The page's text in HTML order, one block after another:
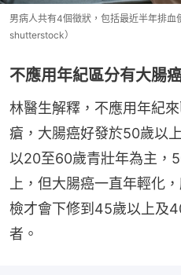
男病人共有4個徵狀，包括最近半年排血
shutterstock）
不應用年紀區分有大腸
林醫生解釋，不應用年紀
瘡，大腸癌好發於50歲以
以20至60歲青壯年為主，
上，但大腸癌一直年輕化
檢才會下修到45歲以上及
者。